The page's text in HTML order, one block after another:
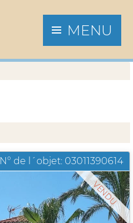
MENU
N° de l´objet: 03011390614
VENDU